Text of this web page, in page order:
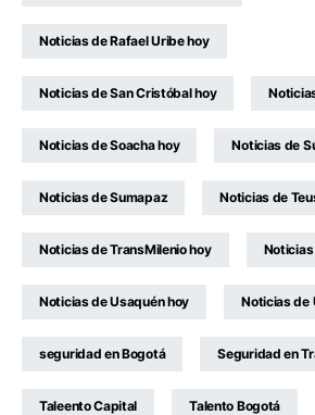
Noticias de Rafael Uribe hoy
Noticias de San Cristóbal hoy
Noticias de Soacha hoy Noticias de
Noticias de Sumapaz Noticias de
Noticias de TransMilenio hoy Noticias
Noticias de Usaquén hoy Noticias de
seguridad en Bogotá Seguridad en
Taleento Capital Talento Bogotá